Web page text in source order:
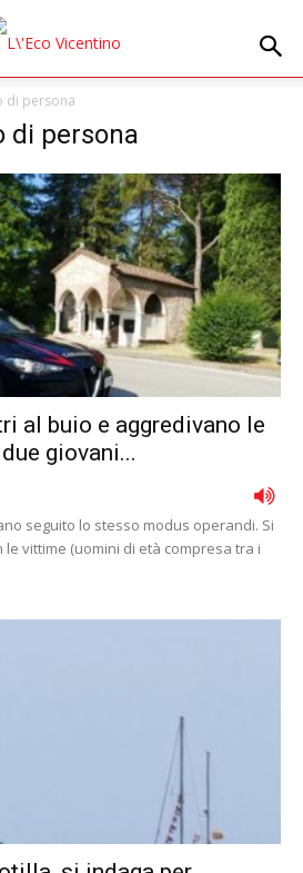
di persona
di persona
al buio e aggredivano le
giovani...
seguito lo stesso modus operandi. Si
vittime (uomini di età compresa tra i